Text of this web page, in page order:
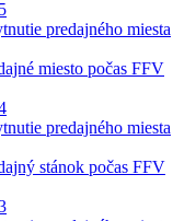
predajného miesta
miesto počas FFV
predajného miesta
stánok počas FFV